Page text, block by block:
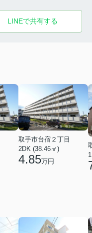
LINEで共有する
取手市台宿２丁目
2DK (38.46㎡)
4.85万円